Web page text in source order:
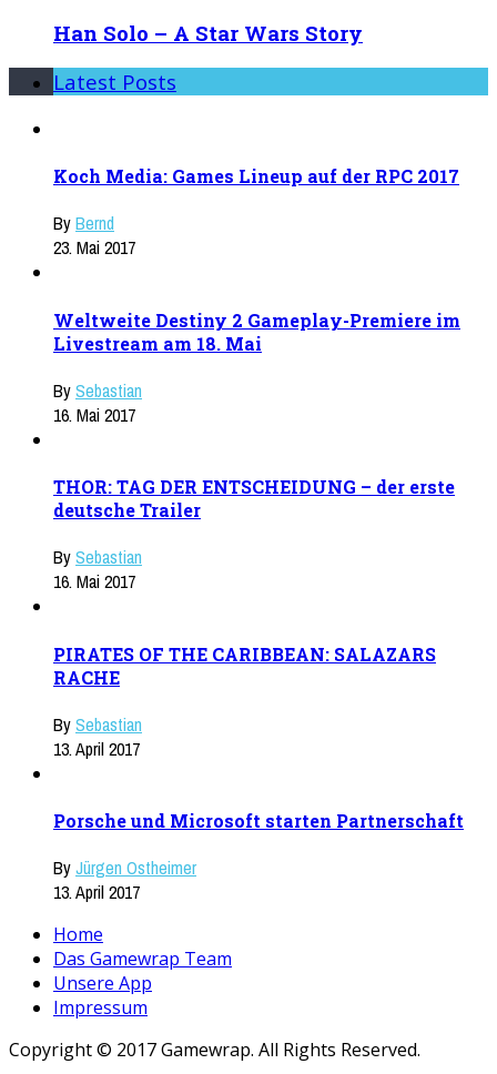
Han Solo – A Star Wars Story
Latest Posts
Koch Media: Games Lineup auf der RPC 2017
ByBernd
23. Mai 2017
Weltweite Destiny 2 Gameplay-Premiere im
Livestream am 18. Mai
BySebastian
16. Mai 2017
THOR: TAG DER ENTSCHEIDUNG – der erste
deutsche Trailer
BySebastian
16. Mai 2017
PIRATES OF THE CARIBBEAN: SALAZARS
RACHE
BySebastian
13. April 2017
Porsche und Microsoft starten Partnerschaft
ByJürgen Ostheimer
13. April 2017
Home
Das Gamewrap Team
Unsere App
Impressum
Copyright © 2017 Gamewrap. All Rights Reserved.